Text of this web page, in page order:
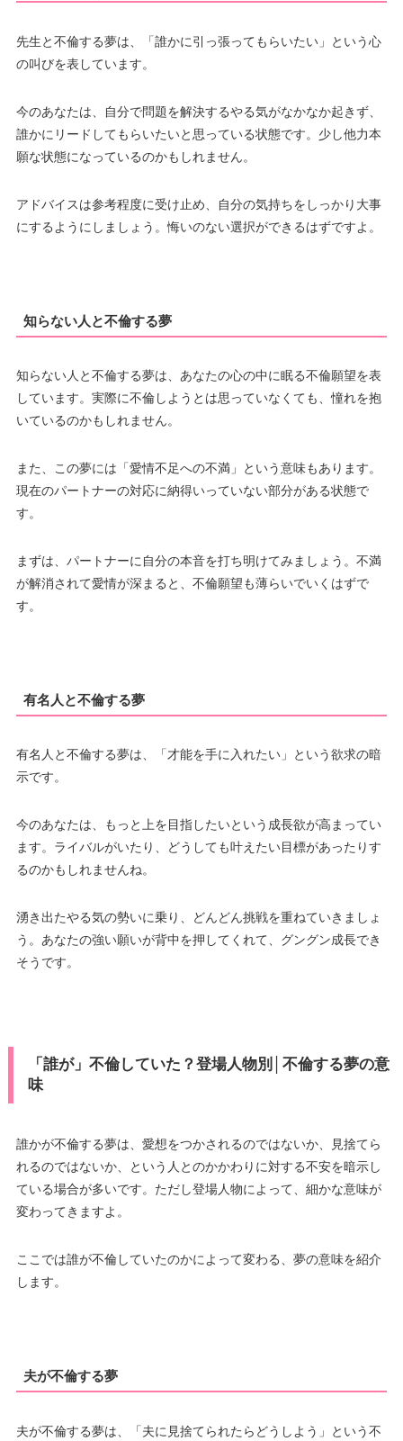
先生と不倫する夢は、「誰かに引っ張ってもらいたい」という心
の叫びを表しています。
今のあなたは、自分で問題を解決するやる気がなかなか起きず、
誰かにリードしてもらいたいと思っている状態です。少し他力本
願な状態になっているのかもしれません。
アドバイスは参考程度に受け止め、自分の気持ちをしっかり大事
にするようにしましょう。悔いのない選択ができるはずですよ。
知らない人と不倫する夢
知らない人と不倫する夢は、あなたの心の中に眠る不倫願望を表
しています。実際に不倫しようとは思っていなくても、憧れを抱
いているのかもしれません。
また、この夢には「愛情不足への不満」という意味もあります。
現在のパートナーの対応に納得いっていない部分がある状態で
す。
まずは、パートナーに自分の本音を打ち明けてみましょう。不満
が解消されて愛情が深まると、不倫願望も薄らいでいくはずで
す。
有名人と不倫する夢
有名人と不倫する夢は、「才能を手に入れたい」という欲求の暗
示です。
今のあなたは、もっと上を目指したいという成長欲が高まってい
ます。ライバルがいたり、どうしても叶えたい目標があったりす
るのかもしれませんね。
湧き出たやる気の勢いに乗り、どんどん挑戦を重ねていきましょ
う。あなたの強い願いが背中を押してくれて、グングン成長でき
そうです。
「誰が」不倫していた？登場人物別│不倫する夢の意
味
誰かが不倫する夢は、愛想をつかされるのではないか、見捨てら
れるのではないか、という人とのかかわりに対する不安を暗示し
ている場合が多いです。ただし登場人物によって、細かな意味が
変わってきますよ。
ここでは誰が不倫していたのかによって変わる、夢の意味を紹介
します。
夫が不倫する夢
夫が不倫する夢は、「夫に見捨てられたらどうしよう」という不